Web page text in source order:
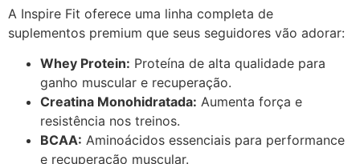
A Inspire Fit oferece uma linha completa de
suplementos premium que seus seguidores vão adorar:
Whey Protein: Proteína de alta qualidade para
ganho muscular e recuperação.
Creatina Monohidratada: Aumenta força e
resistência nos treinos.
BCAA: Aminoácidos essenciais para performance
e recuperação muscular.